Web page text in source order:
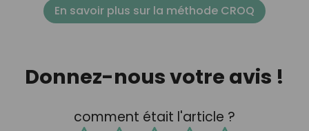
En savoir plus sur la méthode CROQ
Donnez-nous votre avis !
comment était l'article ?